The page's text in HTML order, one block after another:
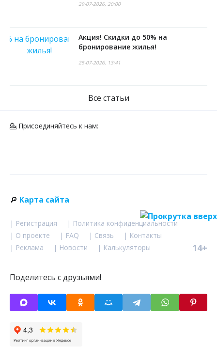
29-07-2026, 20:00
Акция! Скидки до 50% на
бронирование жилья!
25-07-2026, 13:41
Все статьи
💁 Присоединяйтесь к нам:
🔎 Карта сайта
| Регистрация
| Политика конфиденциальности
| О проекте
| FAQ | Связь
| Контакты
| Реклама
| Новости | Калькуляторы 14+
Поделитесь с друзьями!